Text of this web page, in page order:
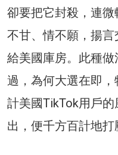
卻要把它封殺，連
不甘、情不願，揚
給美國庫房。此種
過，為何大選在即
計美國TikTok用戶
出，便千方百計地打